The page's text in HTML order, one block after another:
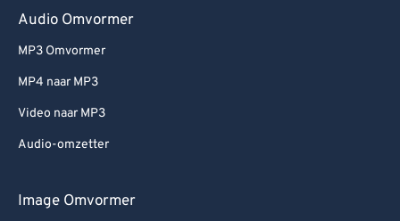
Audio Omvormer
MP3 Omvormer
MP4 naar MP3
Video naar MP3
Audio-omzetter
Image Omvormer